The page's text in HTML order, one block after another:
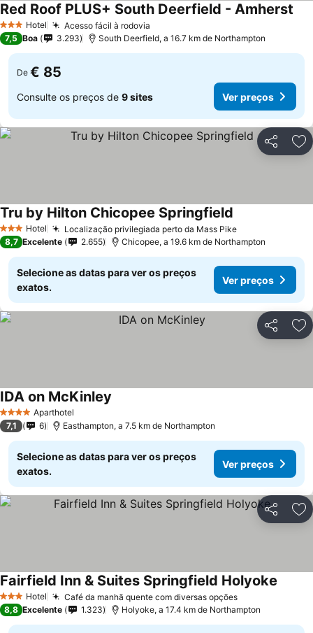
3 EstrelasHotel Acesso fácil à rodovia
Red Roof PLUS+ South Deerfield - Amherst
7,5 Boa 3.293 South Deerfield, a 16.7 km de Northampton
De € 85
Consulte os preços de 9 sites Ver preços
Partilhar
3 EstrelasHotel Localização privilegiada perto da Mass PikeVer preços
Tru by Hilton Chicopee Springfield
8,7 Excelente 2.655 Chicopee, a 19.6 km de Northampton
Selecione as datas para ver os preços
exatos.
Ver preços
Partilhar
4 EstrelasAparthotel
IDA on McKinley
7,1 6 Easthampton, a 7.5 km de Northampton
Selecione as datas para ver os preços
exatos.
Ver preços
Partilhar
3 EstrelasHotel Café da manhã quente com diversas opçõesVer preços
Fairfield Inn & Suites Springfield Holyoke
8,8 Excelente 1.323 Holyoke, a 17.4 km de Northampton